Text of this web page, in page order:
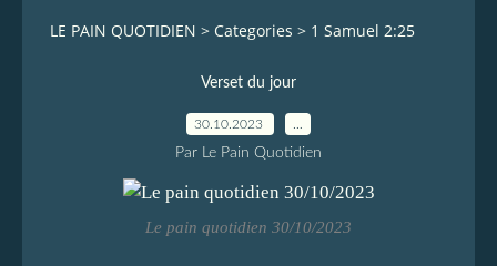
LE PAIN QUOTIDIEN > Categories > 1 Samuel 2:25
Verset du jour
30.10.2023
Par Le Pain Quotidien
Le pain quotidien 30/10/2023